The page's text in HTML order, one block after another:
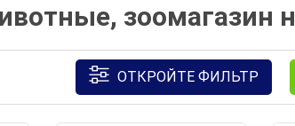
зоомагазин
ОТКРОЙТЕ ФИЛЬТР